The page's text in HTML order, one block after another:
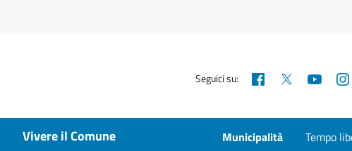
Seguici su: Facebook
Vivere il Comune Municipalità Tempo